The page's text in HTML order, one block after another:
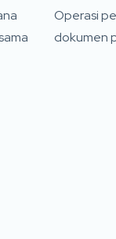
Operasi
dokumen